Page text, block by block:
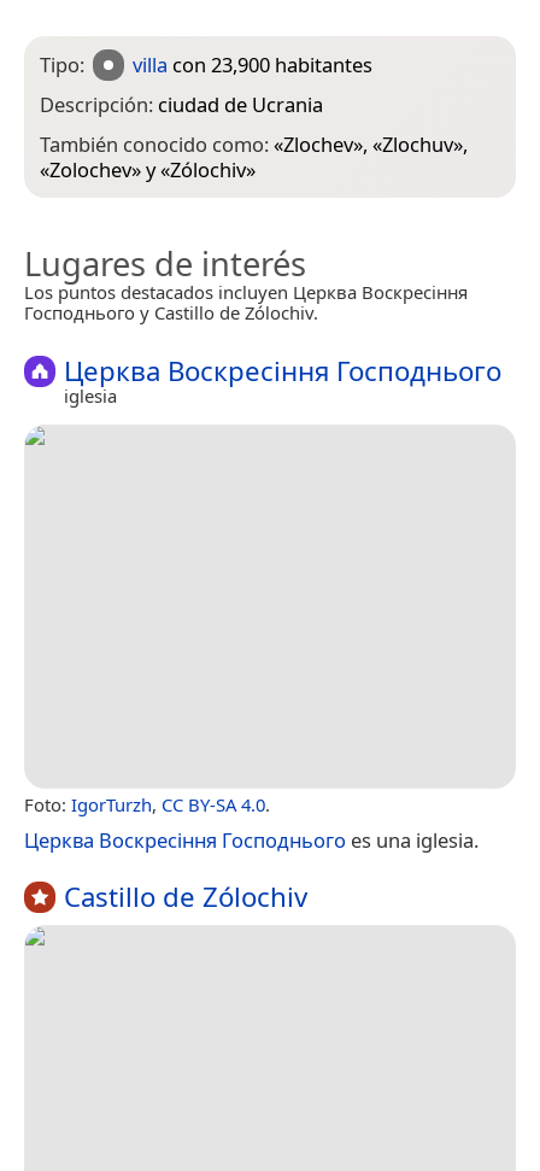
Tipo: villa con 23,900 habitantes
Descripción: ciudad de Ucrania
También conocido como:«Zlochev», «Zlochuv»,
«Zolochev» y «Zólochiv»
Lugares de interés
Los puntos destacados incluyen Церква Воскресіння
Господнього y Castillo de Zólochiv.
Церква Воскресіння Господнього
iglesia
Foto: IgorTurzh, CC BY-SA 4.0.
Церква Воскресіння Господнього es una iglesia.
Castillo de Zólochiv